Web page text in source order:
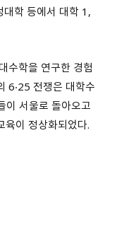
학 등에서 대학 1,
수학을 연구한 경험
6‧25 전쟁은 대학수
이 서울로 돌아오고
이 정상화되었다.